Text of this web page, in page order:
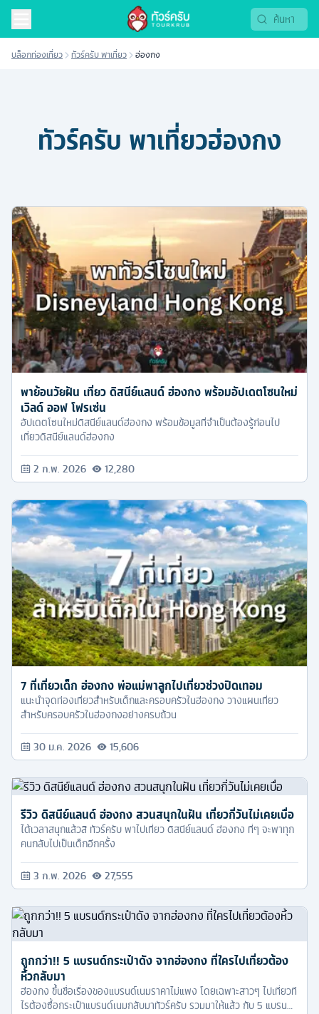
บล็อกท่องเที่ยว ทัวร์ครับ พาเที่ยว ฮ่องกง
ทัวร์ครับ พาเที่ยวฮ่องกง
พาย้อนวัยฝัน เที่ยว ดิสนีย์แลนด์ ฮ่องกง พร้อมอัปเดตโซนใหม่
เวิลด์ ออฟ โฟรเซ่น
อัปเดตโซนใหม่ดิสนีย์แลนด์ฮ่องกง พร้อมข้อมูลที่จำเป็นต้องรู้ก่อนไป
เที่ยวดิสนีย์แลนด์ฮ่องกง
2 ก.พ. 2026 12,280
7 ที่เที่ยวเด็ก ฮ่องกง พ่อแม่พาลูกไปเที่ยวช่วงปิดเทอม
แนะนำจุดท่องเที่ยวสำหรับเด็กและครอบครัวในฮ่องกง วางแผนเที่ยว
สำหรับครอบครัวในฮ่องกงอย่างครบถ้วน
30 ม.ค. 2026 15,606
รีวิว ดิสนีย์แลนด์ ฮ่องกง สวนสนุกในฝัน เที่ยวกี่วันไม่เคยเบื่อ
ได้เวลาสนุกแล้วสิ ทัวร์ครับ พาไปเที่ยว ดิสนีย์แลนด์ ฮ่องกง ที่ๆ จะพาทุก
คนกลับไปเป็นเด็กอีกครั้ง
3 ก.พ. 2026 27,555
ถูกกว่า!! 5 แบรนด์กระเป๋าดัง จากฮ่องกง ที่ใครไปเที่ยวต้อง
หิ้วกลับมา
ฮ่องกง ขึ้นชื่อเรื่องของแบรนด์เนมราคาไม่แพง โดยเฉพาะสาวๆ ไปเที่ยวที
ไรต้องซื้อกระเป๋าแบรนด์เนมกลับมาทัวร์ครับ รวมมาให้แล้ว กับ 5 แบรนด์